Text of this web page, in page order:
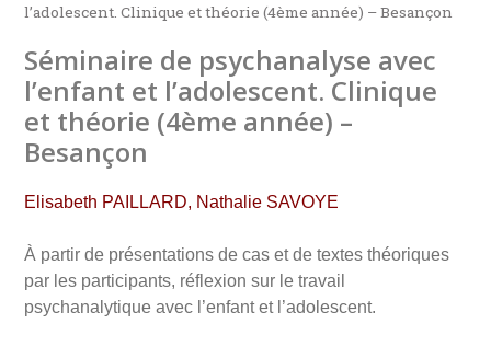
l’adolescent. Clinique et théorie (4ème année) – Besançon
Séminaire de psychanalyse avec
l’enfant et l’adolescent. Clinique
et théorie (4ème année) –
Besançon
Elisabeth PAILLARD, Nathalie SAVOYE
À partir de présentations de cas et de textes théoriques
par les participants, réflexion sur le travail
psychanalytique avec l’enfant et l’adolescent.